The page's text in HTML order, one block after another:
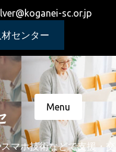
sc.or.jp
センター
マホ技術などで支援・
Menu